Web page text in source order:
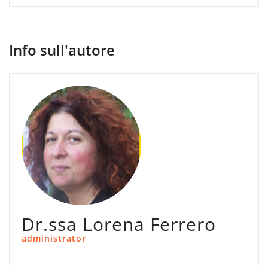
Info sull'autore
Dr.ssa Lorena Ferrero
administrator